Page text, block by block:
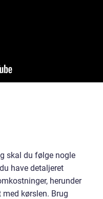
skal du følge nogle
have detaljeret
herunder
kørslen. Brug